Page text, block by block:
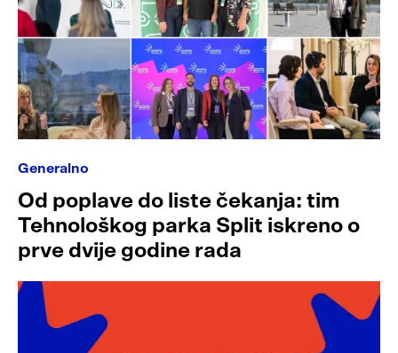
Generalno
Od poplave do liste čekanja: tim
Tehnološkog parka Split iskreno o
prve dvije godine rada